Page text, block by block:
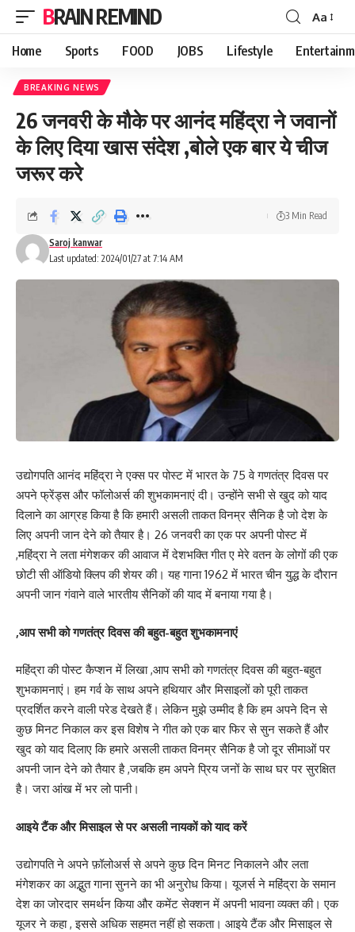
BRAIN REMIND
Font
Resizer
Aa
Home Sports FOOD JOBS Lifestyle
BREAKING NEWS
26 जनवरी के मौके पर आनंद महिंद्रा ने जवानों
के लिए दिया खास संदेश ,बोले एक बार ये चीज
जरूर करे
Last updated: 2024/01/27 at 7:14 AM
Saroj kanwar
3 Min Read
उद्योगपति आनंद महिंद्रा ने एक्स पर पोस्ट में भारत के 75 वे गणतंत्र दिवस पर
अपने फ्रेंड्स और फॉलोअर्स की शुभकामनाएं दी। उन्होंने सभी से खुद को याद
दिलाने का आग्रह किया है कि हमारी असली ताकत विनम्र सैनिक है जो देश के
लिए अपनी जान देने को तैयार है। 26 जनवरी का एक पर अपनी पोस्ट में
,महिंद्रा ने लता मंगेशकर की आवाज में देशभक्ति गीत ए मेरे वतन के लोगों की एक
छोटी सी ऑडियो क्लिप की शेयर की। यह गाना 1962 में भारत चीन युद्ध के दौरान
अपनी जान गंवाने वाले भारतीय सैनिकों की याद में बनाया गया है।
,आप सभी को गणतंत्र दिवस की बहुत-बहुत शुभकामनाएं
महिंद्रा की पोस्ट कैप्शन में लिखा ,आप सभी को गणतंत्र दिवस की बहुत-बहुत
शुभकामनाएं। हम गर्व के साथ अपने हथियार और मिसाइलों को पूरी ताकत
प्रदर्शित करने वाली परेड देखते हैं। लेकिन मुझे उम्मीद है कि हम अपने दिन से
कुछ मिनट निकाल कर इस विशेष ने गीत को एक बार फिर से सुन सकते हैं और
खुद को याद दिलाए कि हमारे असली ताकत विनम्र सैनिक है जो दूर सीमाओं पर
अपनी जान देने को तैयार है ,जबकि हम अपने प्रिय जनों के साथ घर पर सुरक्षित
है। जरा आंख में भर लो पानी।
आइये टैंक और मिसाइल से पर असली नायकों को याद करें
उद्योगपति ने अपने फ़ॉलोअर्स से अपने कुछ दिन मिनट निकालने और लता
मंगेशकर का अद्भुत गाना सुनने का भी अनुरोध किया। यूजर्स ने महिंद्रा के समान
देश का जोरदार समर्थन किया और कमेंट सेक्शन में अपनी भावना व्यक्त की। एक
यूजर ने कहा , इससे अधिक सहमत नहीं हो सकता। आइये टैंक और मिसाइल से